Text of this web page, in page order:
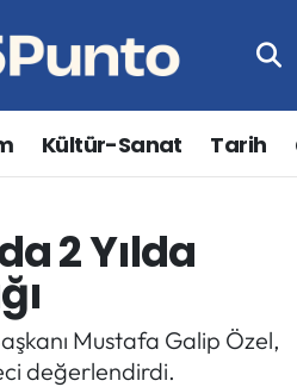
Kültür-Sanat Tarih
2 Yılda
Mustafa Galip Özel,
değerlendirdi.